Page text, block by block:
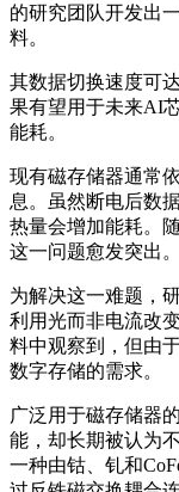
的研究团队开发出
料。
其数据切换速度可
果有望用于未来AI
能耗。
现有磁存储器通常
息。虽然断电后数
热量会增加能耗。
这一问题愈发突出。
为解决这一难题，
利用光而非电流改
料中观察到，但由
数字存储的需求。
广泛用于磁存储器
能，却长期被认为
一种由钴、钆和